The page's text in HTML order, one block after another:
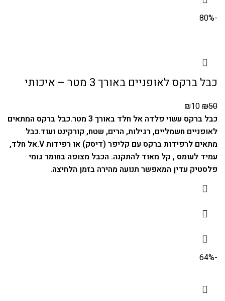
-80%
כבל ברקס לאופניים באורך 3 מטר – איכותי
₪50
₪10
כבל ברקס עשוי פלדה אל חלד באורך 3 מטר.
כבל ברקס המתאים
לאופניים חשמליים, רגילות, הרים, שטח, קורקינט ועוד.כבל
מתאים לרפידות ברקס עם קליפר (דיסק) או רפידות V. אל חלד,
עמיד לעומס , קל מאוד להתקנה. הכבל מצופה בחומר גומי
פלסטיק עדין המאפשר תנועה מהירה בזמן הלחיצה.
-64%